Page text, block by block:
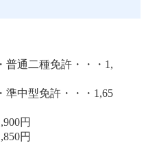
普通二種免許・・・1,
準中型免許・・・1,65
円
円